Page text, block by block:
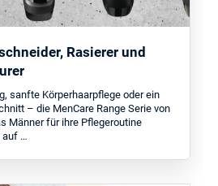
Rasierer und
sanfte Körperhaarpflege oder ein
– die MenCare Range Serie von
Männer für ihre Pflegeroutine
auf …